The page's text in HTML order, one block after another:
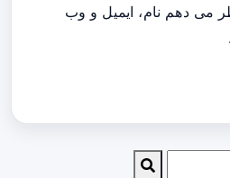
می دهم نام، ایمیل و وب